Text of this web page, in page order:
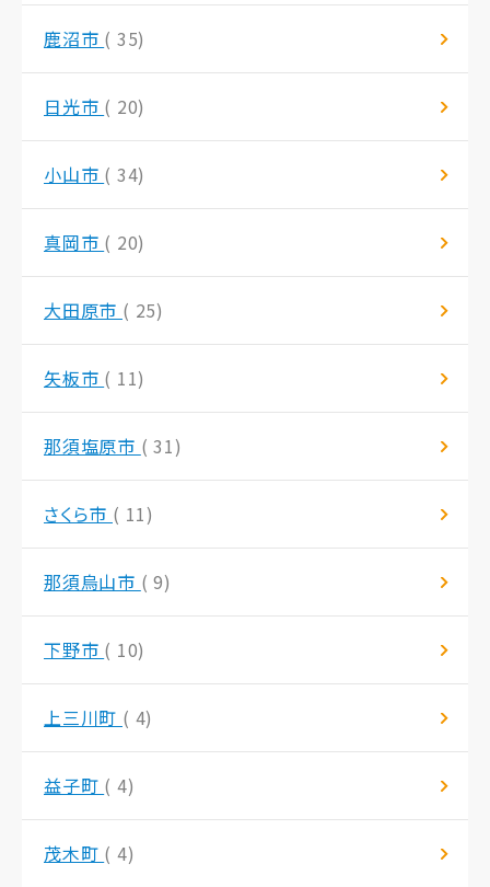
鹿沼市 ( 35)
日光市 ( 20)
小山市 ( 34)
真岡市 ( 20)
大田原市 ( 25)
矢板市 ( 11)
那須塩原市 ( 31)
さくら市 ( 11)
那須烏山市 ( 9)
下野市 ( 10)
上三川町 ( 4)
益子町 ( 4)
茂木町 ( 4)